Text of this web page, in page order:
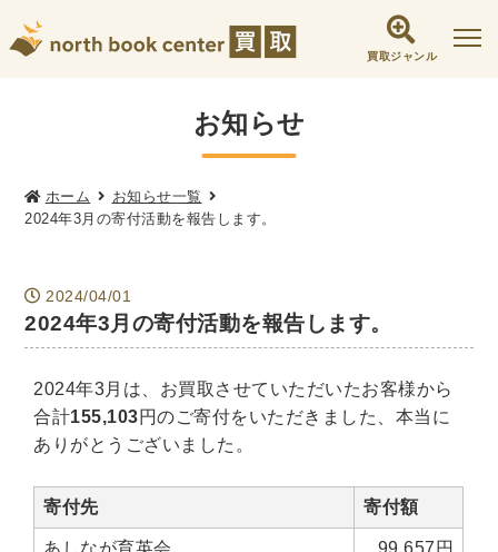
買取ジャンル
社会学書・人文書籍関係
哲学書・心理学・思想書
他哲学書 倫理学・道徳
文化人類学・民俗学
東洋哲学
政治・法学書
女性学 政治 法律学
環境・エコロジー
社会学
福祉 ・NGO・NPO
軍事・外交・国際関係
世界史
地図・地理・地域研究
日本史
考古学書
お知らせ
ホーム
お知らせ一覧
2024年3月の寄付活動を報告します。
2024/04/01
2024年3月の寄付活動を報告します。
2024年3月は、お買取させていただいたお客様から
合計155,103円のご寄付をいただきました、本当に
ありがとうございました。
寄付先 寄付額
あしなが育英会 99,657円